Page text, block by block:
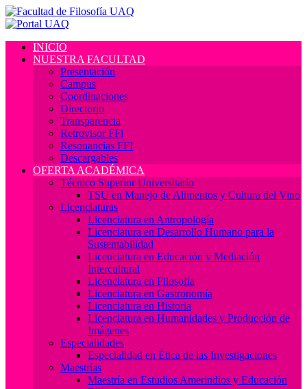
INICIO
NUESTRA FACULTAD
Presentación
Campus
Coordinaciones
Directorio
Transparencia
Retrovisor FFi
Resonancias FFI
Descargables
OFERTA ACADÉMICA
Técnico Superior Universitario
TSU en Manejo de Alimentos y Cultura del Vino
Licenciaturas
Licenciatura en Antropología
Licenciatura en Desarrollo Humano para la
Sustentabilidad
Licenciatura en Educación y Mediación
Intercultural
Licenciatura en Filosofía
Licenciatura en Gastronomía
Licenciatura en Historia
Licenciatura en Humanidades y Producción de
Imágenes
Especialidades
Especialidad en Ética de las Investigaciones
Maestrías
Maestría en Estudios Amerindios y Educación